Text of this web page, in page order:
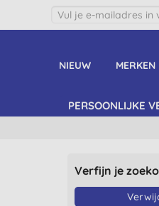
NIEUW MERKEN
PERSOONLIJKE
Verfijn je